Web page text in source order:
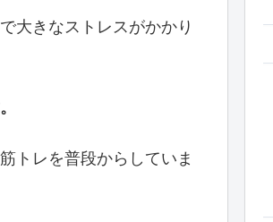
大きなストレスがかかり
トレを普段からしていま